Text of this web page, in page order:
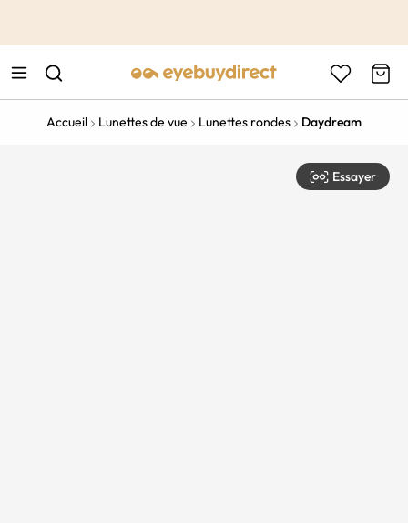
Accueil Lunettes de vue Lunettes rondes Daydream
Essayer